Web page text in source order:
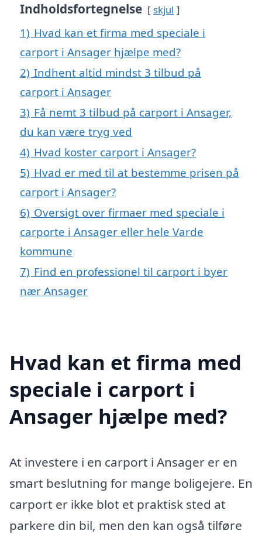
Indholdsfortegnelse skjul
1) Hvad kan et firma med speciale i
carport i Ansager hjælpe med?
2) Indhent altid mindst 3 tilbud på
carport i Ansager
3) Få nemt 3 tilbud på carport i Ansager,
du kan være tryg ved
4) Hvad koster carport i Ansager?
5) Hvad er med til at bestemme prisen på
carport i Ansager?
6) Oversigt over firmaer med speciale i
carporte i Ansager eller hele Varde
kommune
7) Find en professionel til carport i byer
nær Ansager
Hvad kan et firma med
speciale i carport i
Ansager hjælpe med?
At investere i en carport i Ansager er en
smart beslutning for mange boligejere. En
carport er ikke blot et praktisk sted at
parkere din bil, men den kan også tilføre